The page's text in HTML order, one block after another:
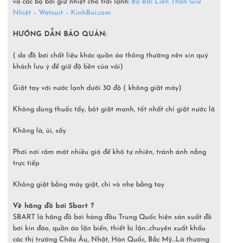
và các bộ bơi giữ nhiệt cho trời lạnh: Bộ Bơi Liền Thân Giữ
Nhiệt – Wetsuit – KinhBoi.com
HƯỚNG DẪN BẢO QUẢN:
( do đồ bơi chất liệu khác quần áo thông thường nên xin quý
khách lưu ý để giữ độ bền của vải)
Giặt tay với nước lạnh dưới 30 độ ( không giặt máy)
Không dùng thuốc tẩy, bột giặt mạnh, tốt nhất chỉ giặt nước lã
Không là, ủi, sấy
Phơi nơi râm mát nhiều gió để khô tự nhiên, tránh ánh nắng
trực tiếp
Không giặt bằng máy giặt, chỉ vò nhẹ bằng tay
Về hãng đồ bơi Sbart ?
SBART là hãng đồ bơi hàng đầu Trung Quốc hiện sản xuất đồ
bơi kín đáo, quần áo lặn biển, thiết bị lặn…chuyên xuất khẩu
các thị trường Châu Âu, Nhật, Hàn Quốc, Bắc Mỹ…Là thương